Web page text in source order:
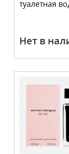
туалетная
Нет в